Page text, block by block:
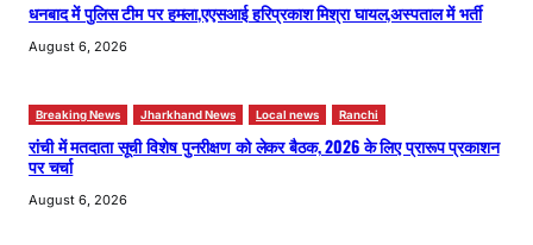
धनबाद में पुलिस टीम पर हमला,एएसआई हरिप्रकाश मिश्रा घायल,अस्पताल में भर्ती
August 6, 2026
Breaking News Jharkhand News Local news Ranchi
रांची में मतदाता सूची विशेष पुनरीक्षण को लेकर बैठक, 2026 के लिए प्रारूप प्रकाशन
पर चर्चा
August 6, 2026